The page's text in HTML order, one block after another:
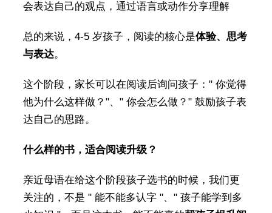
会表达自己的观点，通过语言或动作分享理解
总的来说，4-5 岁孩子，阅读的核心是体验、思考
与表达。
这个阶段，家长可以在阅读后询问孩子：" 你觉得
他为什么这样做？"、" 你会怎么做？" 鼓励孩子表
达自己的思路。
什么样的书，适合阅读升级？
亲近母语在给这个阶段孩子选书的时候，我们更
关注的，不是 " 能不能多认字 "、" 孩子能学到多